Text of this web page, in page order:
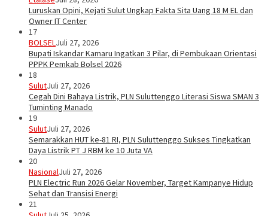
Luruskan Opini, Kejati Sulut Ungkap Fakta Sita Uang 18 M EL dan
Owner IT Center
17
BOLSELJuli 27, 2026
Bupati Iskandar Kamaru Ingatkan 3 Pilar, di Pembukaan Orientasi
PPPK Pemkab Bolsel 2026
18
SulutJuli 27, 2026
Cegah Dini Bahaya Listrik, PLN Suluttenggo Literasi Siswa SMAN 3
Tuminting Manado
19
SulutJuli 27, 2026
Semarakkan HUT ke-81 RI, PLN Suluttenggo Sukses Tingkatkan
Daya Listrik PT J RBM ke 10 Juta VA
20
NasionalJuli 27, 2026
PLN Electric Run 2026 Gelar November, Target Kampanye Hidup
Sehat dan Transisi Energi
21